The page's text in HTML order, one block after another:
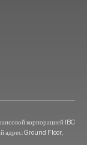
корпорацией IBC
адрес: Ground Floor,